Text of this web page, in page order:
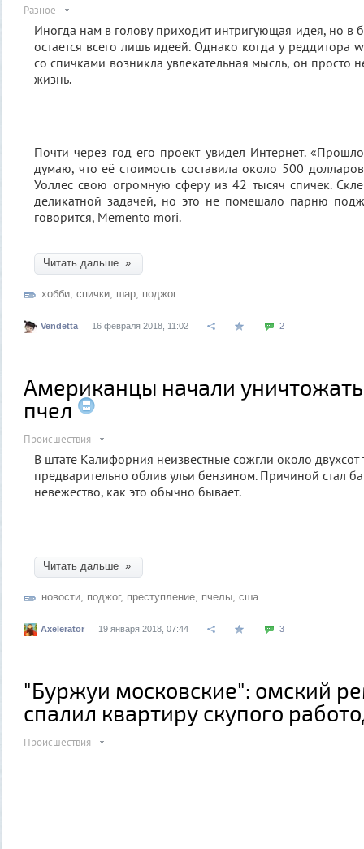
Разное
Иногда нам в голову приходит интригующая идея, но в
остается всего лишь идеей. Однако когда у реддитора
со спичками возникла увлекательная мысль, он просто
жизнь.
Почти через год его проект увидел Интернет.
думаю, что её стоимость составила около 500
Уоллес свою огромную сферу из 42 тысяч спичек.
деликатной задачей, но это не помешало парню
говорится, Memento mori.
Читать дальше »
хобби спички шар поджог
Vendetta 16 февраля 2018, 11:02 2
Американцы начали
пчел
Происшествия
В штате Калифорния неизвестные сожгли около двухсот
предварительно облив ульи бензином. Причиной стал
невежество, как это обычно бывает.
Читать дальше »
новости поджог, преступление пчелы сша
Axelerator 19 января 2018, 07:44 3
"Буржуи московские": омский
спалил квартиру скупого
Происшествия